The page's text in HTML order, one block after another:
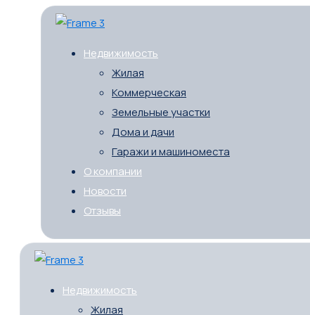
Недвижимость
Жилая
Коммерческая
Земельные участки
Дома и дачи
Гаражи и машиноместа
О компании
Новости
Отзывы
Недвижимость
Жилая